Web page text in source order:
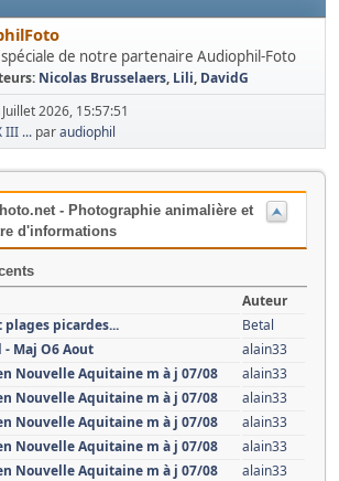
de notre partenaire Audiophil-Foto
Nicolas Brusselaers, Lili, DavidG
2026, 15:57:51
III ... paraudiophil
- Photographie animalière et
d'informations
Auteur
plages picardes...
Betal
- Maj O6 Aout
alain33
Nouvelle Aquitaine m à j 07/08
alain33
Nouvelle Aquitaine m à j 07/08
alain33
Nouvelle Aquitaine m à j 07/08
alain33
Nouvelle Aquitaine m à j 07/08
alain33
Nouvelle Aquitaine m à j 07/08
alain33